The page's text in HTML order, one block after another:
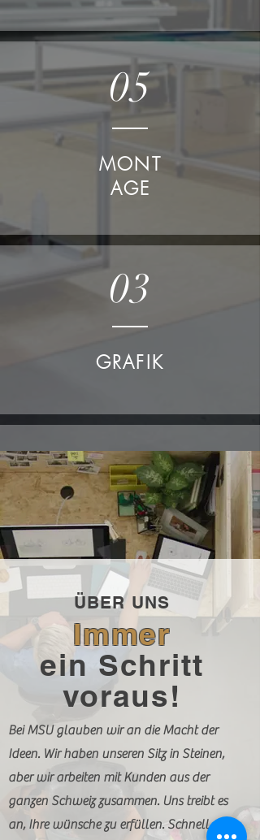
05
MONT
AGE
03
GRAFIK
04
PRODUKTIO
N
ÜBER UNS
Immer
ein Schritt
voraus!
Bei MSU glauben wir an die Macht der
Ideen. Wir haben unseren Sitz in Steinen,
aber wir arbeiten mit Kunden aus der
ganzen Schweiz zusammen. Uns treibt es
an, Ihre wünsche zu erfüllen. Schnell,